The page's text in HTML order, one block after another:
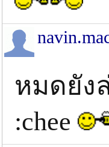
หมดยัง
:chee